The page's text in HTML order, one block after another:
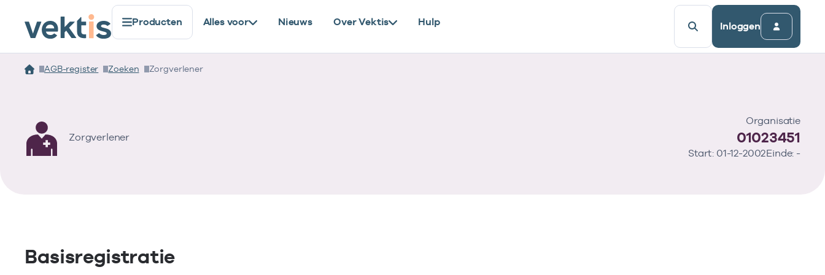
Producten Alles voor Nieuws Over Vektis Hulp Inloggen
AGB-register Zoeken Zorgverlener
Zorgverlener
Organisatie
01023451
Start: 01-12-2002Einde: -
Basisregistratie